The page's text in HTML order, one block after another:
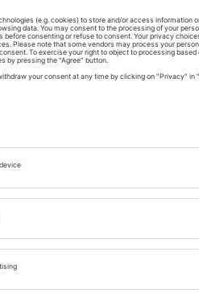
– a barokk templomoktól és
a Cappella Palatina, egy királyi